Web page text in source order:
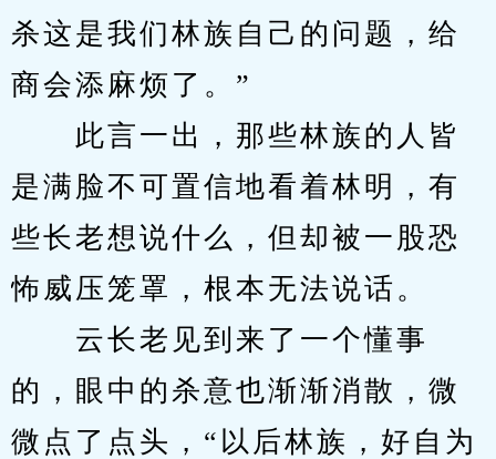
杀这是我们林族自己的问题，给
商会添麻烦了。”
此言一出，那些林族的人皆
是满脸不可置信地看着林明，有
些长老想说什么，但却被一股恐
怖威压笼罩，根本无法说话。
云长老见到来了一个懂事
的，眼中的杀意也渐渐消散，微
微点了点头，“以后林族，好自为